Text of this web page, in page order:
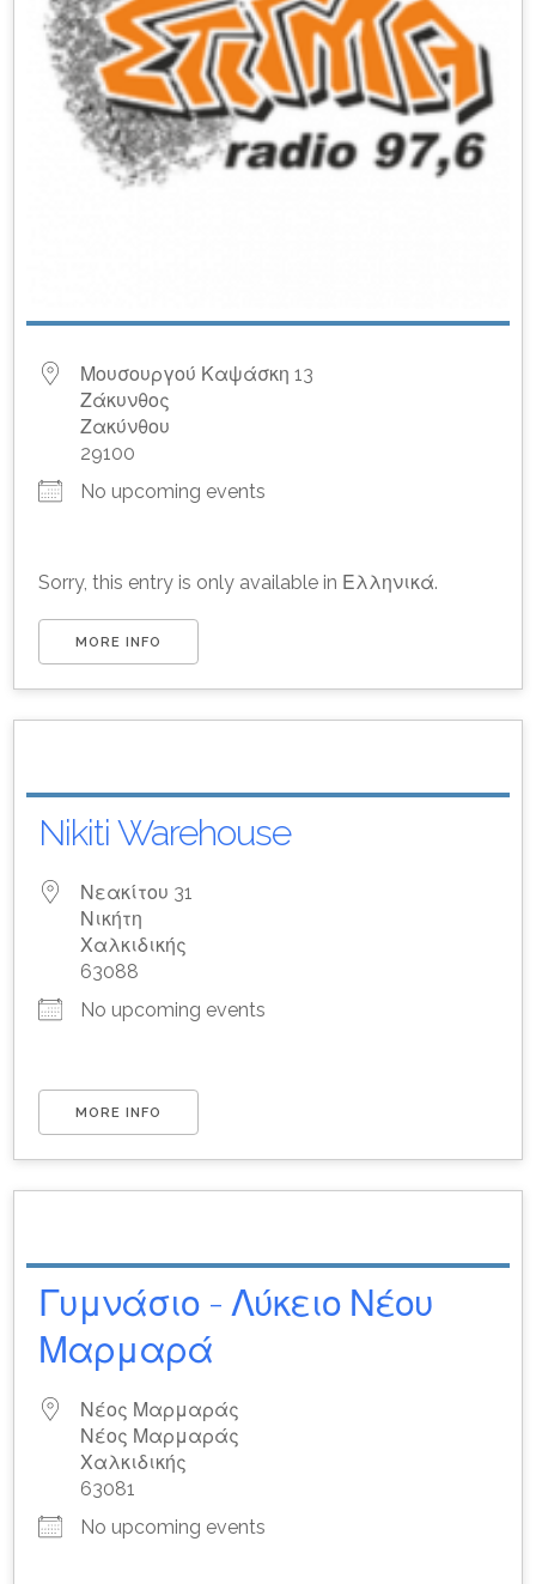
Μουσουργού Καψάσκη 13
Ζάκυνθος
Ζακύνθου
29100
No upcoming events
Sorry, this entry is only available in Ελληνικά.
MORE INFO
Nikiti Warehouse
Νεακίτου 31
Νικήτη
Χαλκιδικής
63088
No upcoming events
MORE INFO
Γυμνάσιο - Λύκειο Νέου
Μαρμαρά
Νέος Μαρμαράς
Νέος Μαρμαράς
Χαλκιδικής
63081
No upcoming events